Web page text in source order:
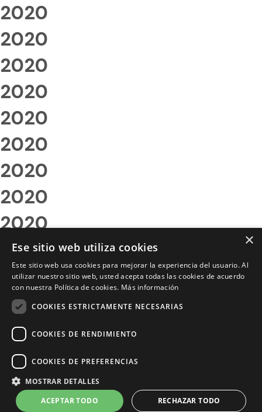
2020
2020
2020
2020
2020
2020
2020
2020
2020
2020
2020
2020
2020
2020
2020
×
Ese sitio web utiliza cookies
Este sitio web usa cookies para mejorar la experiencia del usuario. Al
utilizar nuestro sitio web, usted acepta todas las cookies de acuerdo
con nuestra Política de cookies. Más información
COOKIES ESTRICTAMENTE NECESARIAS
COOKIES DE RENDIMIENTO
COOKIES DE PREFERENCIAS
MOSTRAR DETALLES
ACEPTAR TODO
RECHAZAR TODO